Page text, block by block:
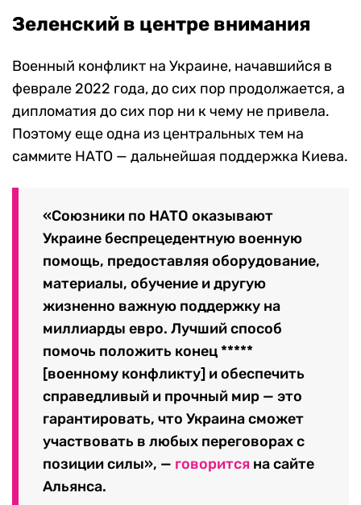
Зеленский в центре внимания
Военный конфликт на Украине, начавшийся в
феврале 2022 года, до сих пор продолжается, а
дипломатия до сих пор ни к чему не привела.
Поэтому еще одна из центральных тем на
саммите НАТО — дальнейшая поддержка Киева.
«Союзники по НАТО оказывают
Украине беспрецедентную военную
помощь, предоставляя оборудование,
материалы, обучение и другую
жизненно важную поддержку на
миллиарды евро. Лучший способ
помочь положить конец *****
[военному конфликту] и обеспечить
справедливый и прочный мир — это
гарантировать, что Украина сможет
участвовать в любых переговорах с
позиции силы», — говорится на сайте
Альянса.